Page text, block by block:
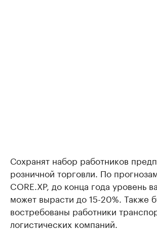
Сохранят набор работников
розничной торговли. По
CORE.XP, до конца года уровень
может вырасти до 15-20%. Также
востребованы работники
логистических компаний.